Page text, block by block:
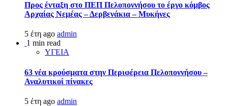
Προς ένταξη στο ΠΕΠ Πελοποννήσου το έργο κόμβος
Αρχαίας Νεμέας – Δερβενάκια – Μυκήνες
5 έτη ago admin
1 min read
ΥΓΕΙΑ
63 νέα κρούσματα στην Περιφέρεια Πελοποννήσου –
Αναλυτικοί πίνακες
5 έτη ago admin